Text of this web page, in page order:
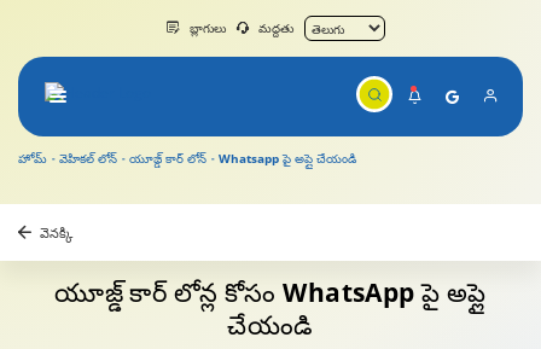
బ్లాగులు మద్దతు
హోమ్ వెహికల్ లోన్ యూజ్డ్ కార్ లోన్ Whatsapp పై అప్లై చేయండి
వెనక్కి
యూజ్డ్ కార్ లోన్ల కోసం WhatsApp పై అప్లై
చేయండి